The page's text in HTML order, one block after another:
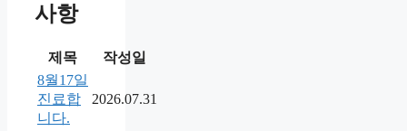
사항
제목
작성일
8월17일
진료합
니다.
2026.07.31